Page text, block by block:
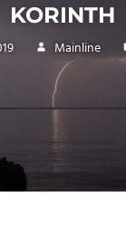
KORINTH
Mainline